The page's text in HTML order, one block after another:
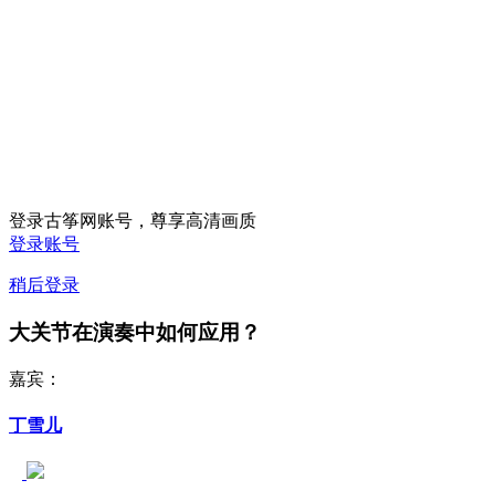
登录古筝网账号，尊享高清画质
登录账号
稍后登录
大关节在演奏中如何应用？
嘉宾：
丁雪儿